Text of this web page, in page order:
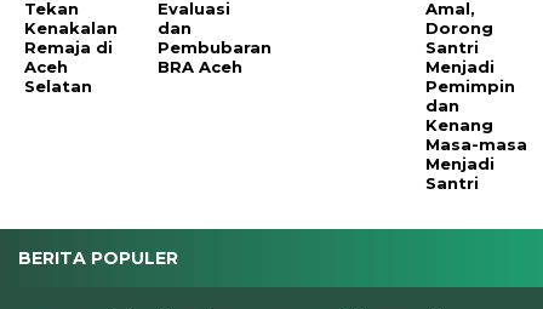
Tekan
Kenakalan
Remaja di
Aceh
Selatan
Evaluasi
dan
Pembubaran
BRA Aceh
Amal,
Dorong
Santri
Menjadi
Pemimpin
dan
Kenang
Masa-masa
Menjadi
Santri
BERITA POPULER